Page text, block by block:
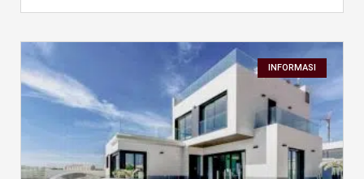
INFORMASI